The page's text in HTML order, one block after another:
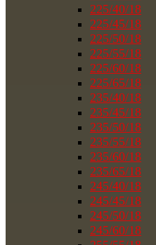
225/40/18
225/45/18
225/50/18
225/55/18
225/60/18
225/65/18
235/40/18
235/45/18
235/50/18
235/55/18
235/60/18
235/65/18
245/40/18
245/45/18
245/50/18
245/60/18